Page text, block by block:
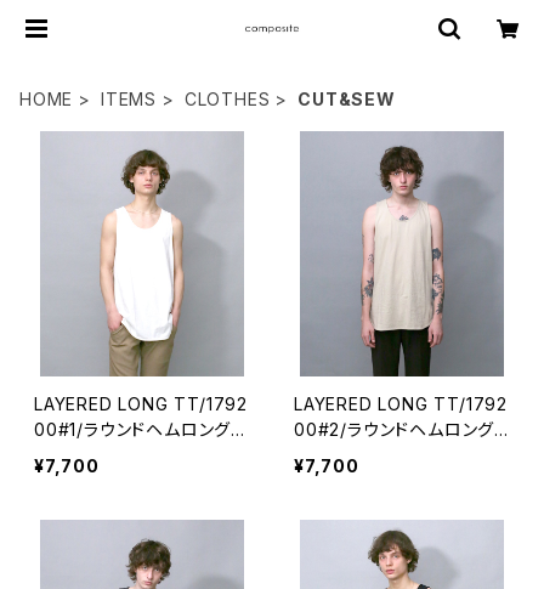
HOME ITEMS CLOTHES CUT&SEW
LAYERED LONG TT/1792
00#1/ラウンドヘムロングタ
ンクトップ
¥7,700
LAYERED LONG TT/1792
00#2/ラウンドヘムロングタ
ンクトップ
¥7,700